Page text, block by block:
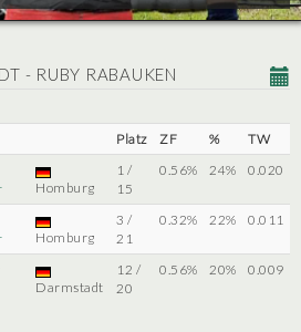
- RUBY RABAUKEN
Platz ZF %
TW
Homburg
1 /
15
0.56% 24% 0.020
Homburg
3 /
21
0.32% 22% 0.011
Darmstadt
12 /
20
0.56% 20% 0.009